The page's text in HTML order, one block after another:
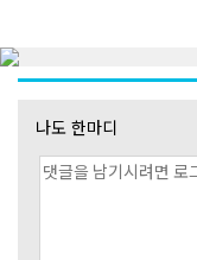
나도 한마디